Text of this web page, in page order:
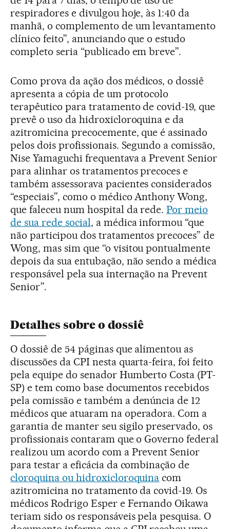
respiradores e divulgou hoje, às 1:40 da
manhã, o complemento de um levantamento
clínico feito”, anunciando que o estudo
completo seria “publicado em breve”.
Como prova da ação dos médicos, o dossiê
apresenta a cópia de um protocolo
terapêutico para tratamento de covid-19, que
prevê o uso da hidroxicloroquina e da
azitromicina precocemente, que é assinado
pelos dois profissionais. Segundo a comissão,
Nise Yamaguchi frequentava a Prevent Senior
para alinhar os tratamentos precoces e
também assessorava pacientes considerados
“especiais”, como o médico Anthony Wong,
que faleceu num hospital da rede.Por meio
de sua rede social, a médica informou “que
não participou dos tratamentos precoces” de
Wong, mas sim que “o visitou pontualmente
depois da sua entubação, não sendo a médica
responsável pela sua internação na Prevent
Senior”.
Detalhes sobre o dossiê
O dossiê de 54 páginas que alimentou as
discussões da CPI nesta quarta-feira, foi feito
pela equipe do senador Humberto Costa (PT-
SP) e tem como base documentos recebidos
pela comissão e também a denúncia de 12
médicos que atuaram na operadora. Com a
garantia de manter seu sigilo preservado, os
profissionais contaram que o Governo federal
realizou um acordo com a Prevent Senior
para testar a eficácia da combinação de
cloroquina ou hidroxicloroquina com
azitromicina no tratamento da covid-19. Os
médicos Rodrigo Esper e Fernando Oikawa
teriam sido os responsáveis pela pesquisa. O